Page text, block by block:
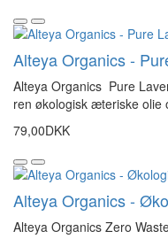
Alteya Organics -
Alteya Organics Pure
ren økologisk æteriske olie
79,00DKK
Alteya Organics -
Alteya Organics Zero